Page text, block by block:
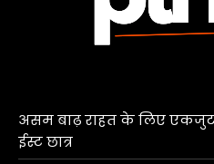
असम बाढ़ राहत के लिए एकजुट
ईस्ट छात्र